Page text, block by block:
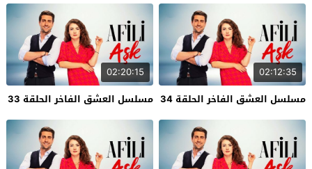
02:12:35
مسلسل العشق الفاخر الحلقة 34
02:20:15
مسلسل العشق الفاخر الحلقة 33